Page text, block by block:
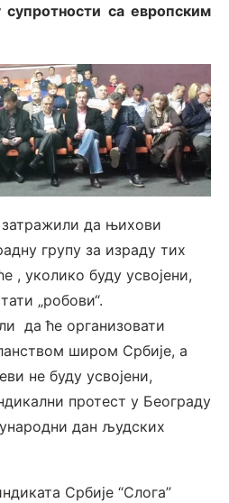
са европским
да њихови
групу за израду тих
, уколико буду усвојени,
„робови“.
да ће организовати
широм Србије, а
не буду усвојени,
протест у Београду
дан људских
Србије “Слога”